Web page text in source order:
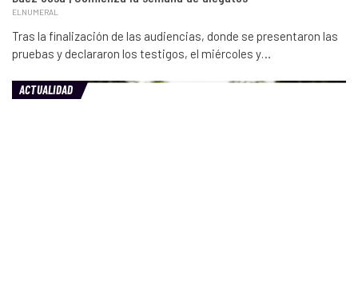
ELNUMERAL
Tras la finalización de las audiencias, donde se presentaron las
pruebas y declararon los testigos, el miércoles y…
ACTUALIDAD